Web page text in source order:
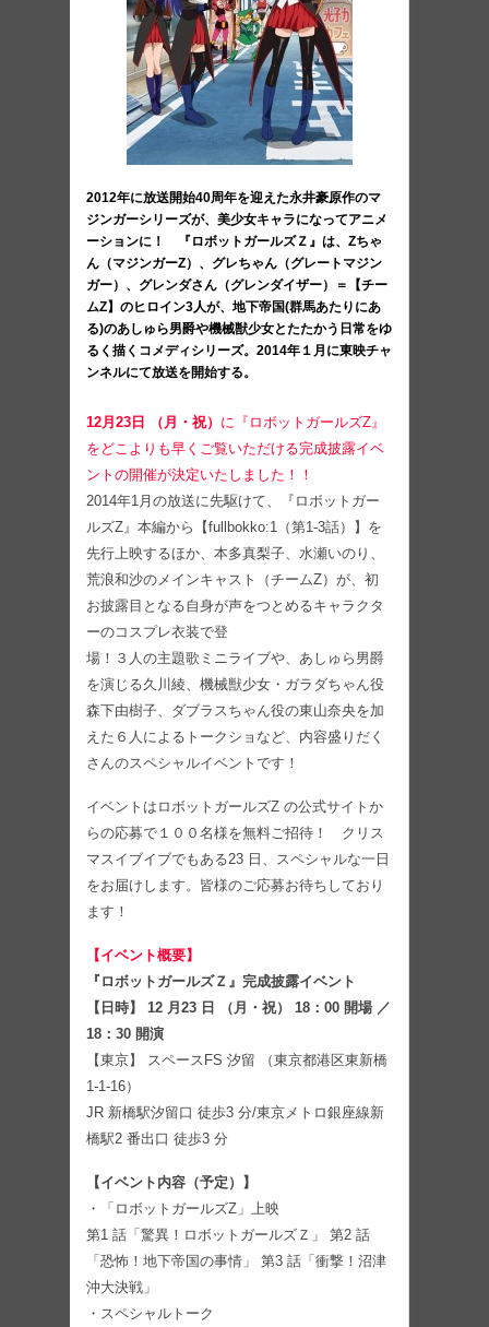
2012年に放送開始40周年を迎えた永井豪原作のマ
ジンガーシリーズが、美少⼥キャラになってアニメ
ーションに！ 『ロボットガールズＺ』は、Zちゃ
ん（マジンガーZ）、グレちゃん（グレートマジン
ガー）、グレンダさん（グレンダイザー）＝【チー
ムZ】のヒロイン3⼈が、地下帝国(群⾺あたりにあ
る)のあしゅら男爵や機械獣少⼥とたたかう⽇常をゆ
るく描くコメディシリーズ。2014年１⽉に東映チャ
ンネルにて放送を開始する。
12⽉23⽇ （⽉・祝） に『ロボットガールズZ』
をどこよりも早くご覧いただける完成披露イベ
ントの開催が決定いたしました！！
2014年1⽉の放送に先駆けて、『ロボットガー
ルズZ』本編から【fullbokko:1（第1-3話）】を
先⾏上映するほか、本多真梨⼦、⽔瀬いのり、
荒浪和沙のメインキャスト（チームZ）が、初
お披露⽬となる⾃⾝が声をつとめるキャラクタ
ーのコスプレ⾐装で登
場！３⼈の主題歌ミニライブや、あしゅら男爵
を演じる久川綾、機械獣少⼥・ガラダちゃん役
森下由樹⼦、ダブラスちゃん役の東⼭奈央を加
えた６⼈によるトークショなど、内容盛りだく
さんのスペシャルイベントです！
イベントはロボットガールズZ の公式サイトか
らの応募で１００名様を無料ご招待！ クリス
マスイブイブでもある23 ⽇、スペシャルな⼀⽇
をお届けします。皆様のご応募お待ちしており
ます！
【イベント概要】
『ロボットガールズＺ』完成披露イベント
【日時】 12 月23 日 （月・祝） 18：00 開場 ／
18：30 開演
【東京】 スペースFS 汐留 （東京都港区東新橋
1-1-16）
JR 新橋駅汐留口 徒歩3 分/東京メトロ銀座線新
橋駅2 番出口 徒歩3 分
【イベント内容（予定）】
・「ロボットガールズZ」上映
第1 話「驚異！ロボットガールズＺ」 第2 話
「恐怖！地下帝国の事情」 第3 話「衝撃！沼津
沖大決戦」
・スペシャルトーク